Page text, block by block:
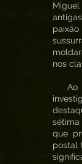
nos
Ao
que
postal